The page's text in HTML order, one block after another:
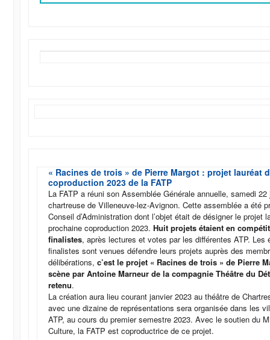
« Racines de trois » de Pierre Margot : projet lauréat
coproduction 2023 de la FATP
La FATP a réuni son Assemblée Générale annuelle, samedi
chartreuse de Villeneuve-lez-Avignon. Cette assemblée a été
Conseil d’Administration dont l’objet était de désigner le projet
prochaine coproduction 2023.Huit projets étaient en
finalistes, après lectures et votes par les différentes ATP. Les
finalistes sont venues défendre leurs projets auprès des
délibérations,c’est le projet « Racines de trois » de Pierre
scène par Antoine Marneur de la compagnie Théâtre du
retenu.
La création aura lieu courant janvier 2023 au théâtre de
avec une dizaine de représentations sera organisée dans les
ATP, au cours du premier semestre 2023. Avec le soutien du
Culture, la FATP est coproductrice de ce projet.